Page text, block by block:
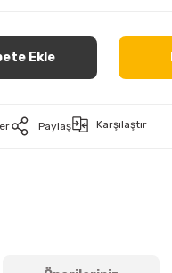
Ekle
Paylaş Karşılaştır